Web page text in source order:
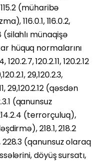
(müharibə
116.0.1, 116.0.2,
(silahlı münaqişə
hüquq normalarını
120.2.11, 120.2.12
29,120.2.3,
29,120.2.12 (qəsdən
(qanunsuz
(terrorçuluq),
218.1, 218.2
(qanunsuz olaraq
döyüş sursatı,